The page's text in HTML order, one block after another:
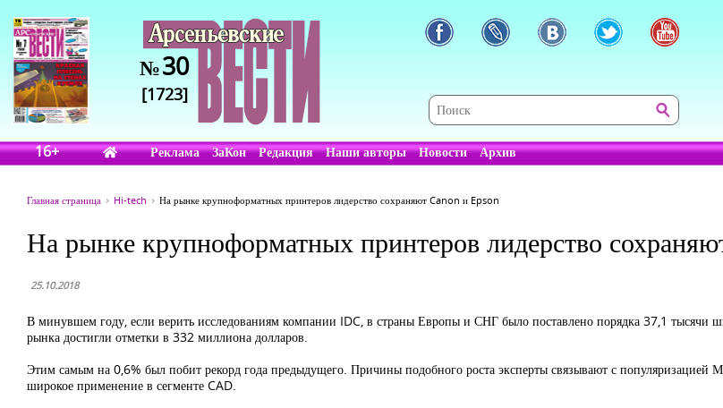
№30
[1723]
16+ Реклама ЗаКон Редакция Наши авторы Новости Архив
Главная страница Hi-tech На рынке крупноформатных принтеров лидерство сохраняют Canon и Epson
На рынке крупноформатных принтеров лидерство
25.10.2018
В минувшем году, если верить исследованиям компании IDC, в страны Европы и СНГ было поставлено порядка 37,1 тысячи
рынка достигли отметки в 332 миллиона долларов.
Этим самым на 0,6% был побит рекорд года предыдущего. Причины подобного роста эксперты связывают с популяризацией
широкое применение в сегменте CAD.